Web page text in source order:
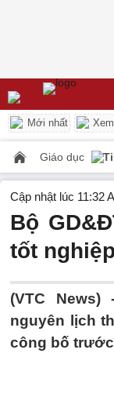
Mới nhất
Giáo dục
Cập nhật lúc 11:32
Bộ
tốt
(VTC News)
nguyên lịch
công bố